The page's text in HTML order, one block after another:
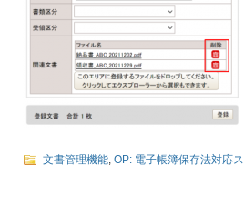
文書管理機能, OP: 電子帳簿保存法対応